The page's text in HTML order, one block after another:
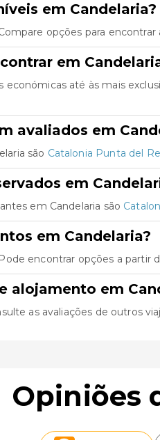
em Candelaria?
opções para
em
até às mais
avaliados em
são Catalonia Punta del
em
em Candelaria são
em Candelaria?
encontrar opções a partir
alojamento em
as avaliações de outros
Opiniões